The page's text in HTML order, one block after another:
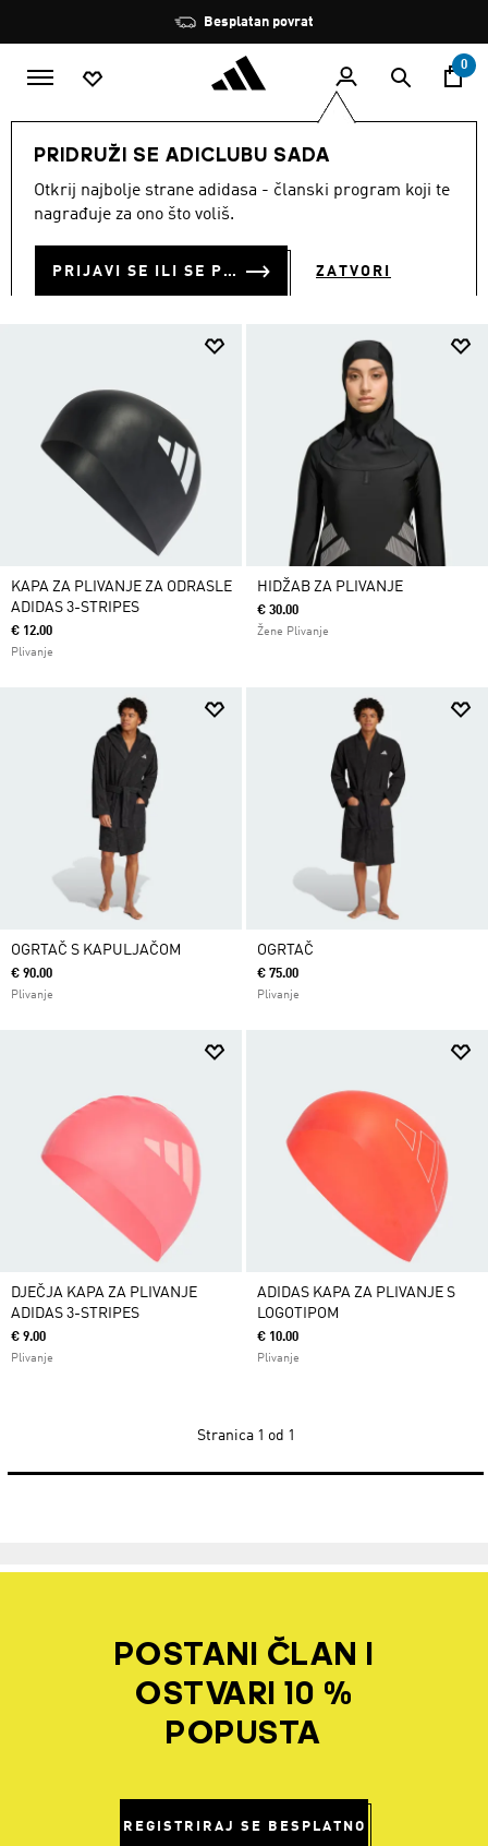
Zaustavi
rotaciju
Besplatan povrat
0
PRIDRUŽI SE ADICLUBU SADA
Otkrij najbolje strane adidasa - članski program koji te
nagrađuje za ono što voliš.
PRIJAVI SE ILI SE PRIDRUŽI SADA ZATVORI
ŽENE Sportovi Plivanje Plivanje Dodaci
PLIVANJE DODACI
KAPA ZA PLIVANJE ZA ODRASLE
ADIDAS 3-STRIPES
€ 12.00
Plivanje
HIDŽAB ZA PLIVANJE
€ 30.00
Žene Plivanje
OGRTAČ S KAPULJAČOM
€ 90.00
Plivanje
OGRTAČ
€ 75.00
Plivanje
DJEČJA KAPA ZA PLIVANJE
ADIDAS 3-STRIPES
€ 9.00
Plivanje
ADIDAS KAPA ZA PLIVANJE S
LOGOTIPOM
€ 10.00
Plivanje
Stranica 1 od 1
POSTANI ČLAN I
OSTVARI 10 %
POPUSTA
REGISTRIRAJ SE BESPLATNO